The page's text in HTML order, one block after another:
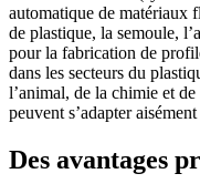
automatique de matériaux
de plastique, la semoule,
pour la fabrication de
dans les secteurs du
l’animal, de la chimie et
peuvent s’adapter
Des avantages